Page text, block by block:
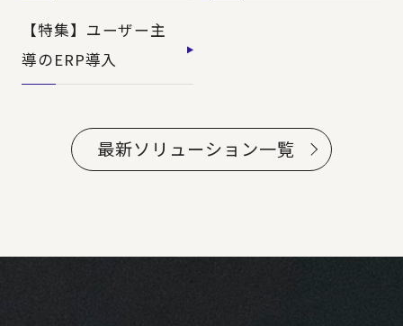
【特集】ユーザー主
導のERP導入
最新ソリューション一覧